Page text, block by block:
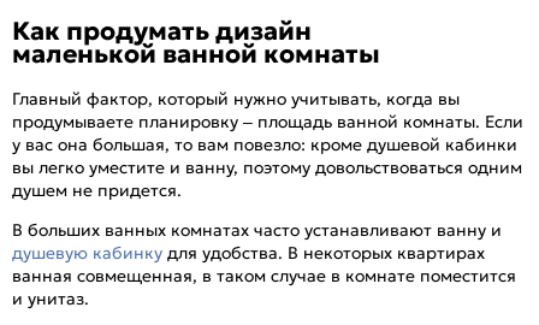
Как продумать дизайн
маленькой ванной комнаты
Главный фактор, который нужно учитывать, когда вы
продумываете планировку – площадь ванной комнаты. Если
у вас она большая, то вам повезло: кроме душевой кабинки
вы легко уместите и ванну, поэтому довольствоваться одним
душем не придется.
В больших ванных комнатах часто устанавливают ванну и
душевую кабинку для удобства. В некоторых квартирах
ванная совмещенная, в таком случае в комнате поместится
и унитаз.